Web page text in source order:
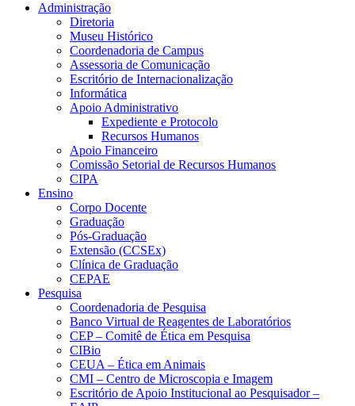
Administração
Diretoria
Museu Histórico
Coordenadoria de Campus
Assessoria de Comunicação
Escritório de Internacionalização
Informática
Apoio Administrativo
Expediente e Protocolo
Recursos Humanos
Apoio Financeiro
Comissão Setorial de Recursos Humanos
CIPA
Ensino
Corpo Docente
Graduação
Pós-Graduação
Extensão (CCSEx)
Clínica de Graduação
CEPAE
Pesquisa
Coordenadoria de Pesquisa
Banco Virtual de Reagentes de Laboratórios
CEP – Comitê de Ética em Pesquisa
CIBio
CEUA – Ética em Animais
CMI – Centro de Microscopia e Imagem
Escritório de Apoio Institucional ao Pesquisador –